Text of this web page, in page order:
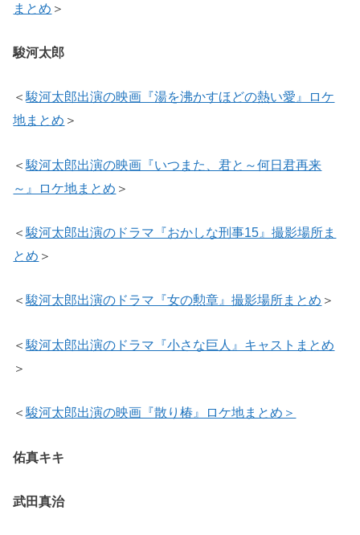
まとめ ＞
駿河太郎
＜駿河太郎出演の映画『湯を沸かすほどの熱い愛』ロケ
地まとめ ＞
＜駿河太郎出演の映画『いつまた、君と～何日君再来
～』ロケ地まとめ ＞
＜駿河太郎出演のドラマ『おかしな刑事15』撮影場所ま
とめ ＞
＜駿河太郎出演のドラマ『女の勲章』撮影場所まとめ ＞
＜駿河太郎出演のドラマ『小さな巨人』キャストまとめ
＞
＜駿河太郎出演の映画『散り椿』ロケ地まとめ＞
佑真キキ
武田真治